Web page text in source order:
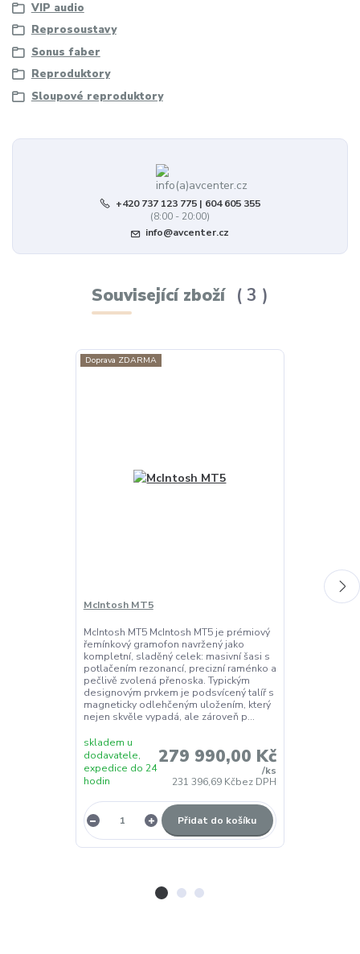
VIP audio
Reprosoustavy
Sonus faber
Reproduktory
Sloupové reproduktory
+420 737 123 775 | 604 605 355
(8:00 - 20:00)
info@avcenter.cz
Související zboží 3
Doprava ZDARMA
McIntosh MT5
McIntosh MT5 McIntosh MT5 je prémiový
řemínkový gramofon navržený jako
kompletní, sladěný celek: masivní šasi s
potlačením rezonancí, precizní raménko a
pečlivě zvolená přenoska. Typickým
designovým prvkem je podsvícený talíř s
magneticky odlehčeným uložením, který
nejen skvěle vypadá, ale zároveň p...
279 990,00 Kč
/ks
231 396,69 Kčbez DPH
skladem u
dodavatele,
expedice do 24
hodin
Přidat do košíku
Reprokabel